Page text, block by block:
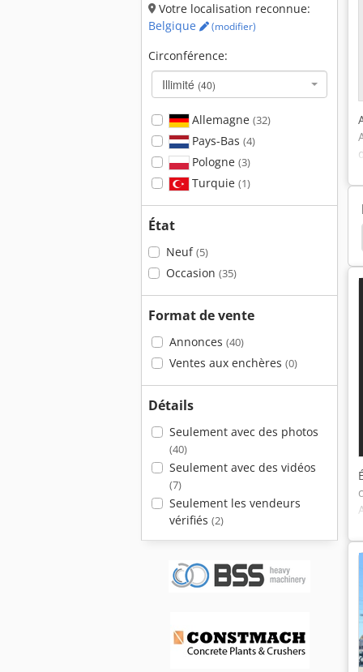
Votre localisation reconnue:
Belgique
(modifier)
Circonférence:
Illimité (40)
Allemagne (32)
Pays-Bas (4)
Pologne (3)
Turquie (1)
État
Neuf(5)
Occasion (35)
Format de vente
Annonces (40)
Ventes aux enchères (0)
Détails
Seulement avec des photos
(40)
Seulement avec des vidéos
(7)
Seulement les vendeurs
vérifiés (2)